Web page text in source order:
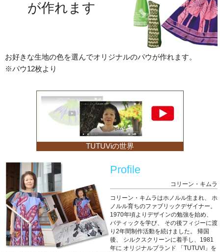
が作れます
お好きな生地の色を選んでオリジナルのパウが作れます。
※パウ12枚より
TUTUViの世界
Profile
コリーン・キムラ
コリーン・キムラはホノルル生まれ、
ホ
ノルル育ちのファブリックデザイナー。
1970年頃よりデザインの勉強を始め、
バティックを学び、
その後フィジーに渡
り2年間制作活動を続けました。
帰国
後、
シルクスクリーンに着手し、1981
年に オリジナルブランド 「TUTUVI」を